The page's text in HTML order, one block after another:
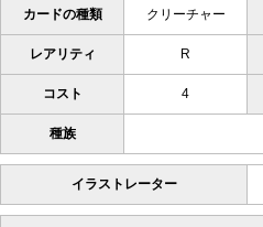
カードの種類 クリーチャー
レアリティ R
コスト 4
種族
イラストレーター